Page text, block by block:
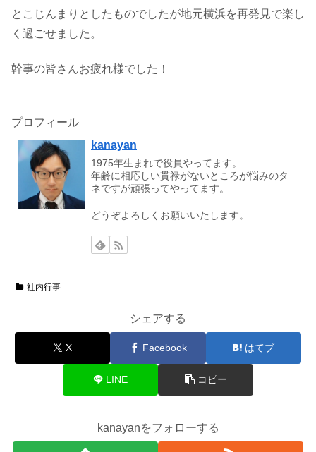
とこじんまりとしたものでしたが地元横浜を再発見で楽し
く過ごせました。
幹事の皆さんお疲れ様でした！
プロフィール
kanayan
1975年生まれで役員やってます。
年齢に相応しい貫禄がないところが悩みのタ
ネですが頑張ってやってます。
どうぞよろしくお願いいたします。
社内行事
シェアする
X Facebook はてブ
LINE コピー
kanayanをフォローする